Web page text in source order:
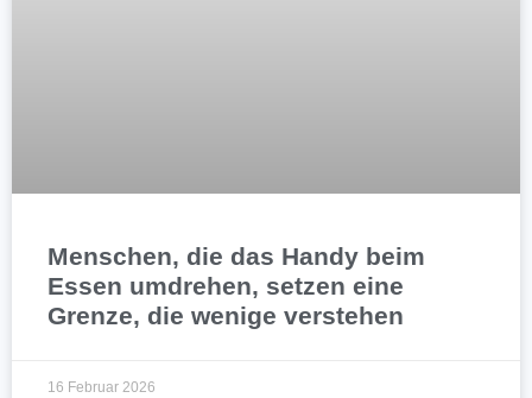
Menschen, die das Handy beim
Essen umdrehen, setzen eine
Grenze, die wenige verstehen
16 Februar 2026